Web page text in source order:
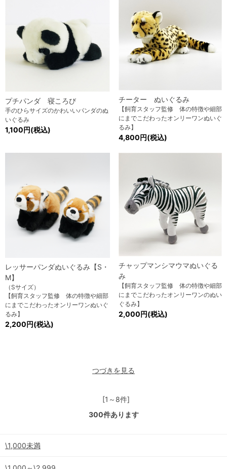
プチパンダ 寝ころび
手のひらサイズのかわいいパンダのぬ
いぐるみ
1,100円(税込)
チーター ぬいぐるみ
【飼育スタッフ監修 体の特徴や細部
にまでこだわったオンリーワンぬいぐ
るみ】
4,800円(税込)
レッサーパンダぬいぐるみ【S・
M】
（Sサイズ）
【飼育スタッフ監修 体の特徴や細部
にまでこだわったオンリーワンぬいぐ
るみ】
2,200円(税込)
チャップマンシマウマぬいぐる
み
【飼育スタッフ監修 体の特徴や細部
にまでこだわったオンリーワンのぬい
ぐるみ】
2,000円(税込)
つづきを見る
[1～8件]
300件あります
\1,000未満